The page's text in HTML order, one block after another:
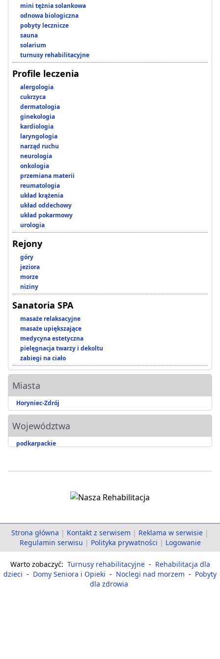
mini tężnia solankowa
odnowa biologiczna
pobyty lecznicze
sauna
solarium
turnusy rehabilitacyjne
Profile leczenia
alergologia
cukrzyca
dermatologia
ginekologia
kardiologia
laryngologia
narząd ruchu
neurologia
onkologia
przemiana materii
reumatologia
układ krążenia
układ oddechowy
układ pokarmowy
urologia
Rejony
góry
jeziora
morze
niziny
Sanatoria SPA
masaże relaksacyjne
masaże upiększające
medycyna estetyczna
pielęgnacja twarzy i dekoltu
zabiegi na ciało
Miasta
Horyniec-Zdrój
Województwa
podkarpackie
Strona główna | Kontakt z serwisem | Reklama w serwisie |
Regulamin serwisu | Polityka prywatności | Logowanie
Warto zobaczyć: Turnusy rehabilitacyjne - Rehabilitacja dla
dzieci - Domy Seniora i Opieki - Noclegi nad morzem - Pobyty
dla zdrowia